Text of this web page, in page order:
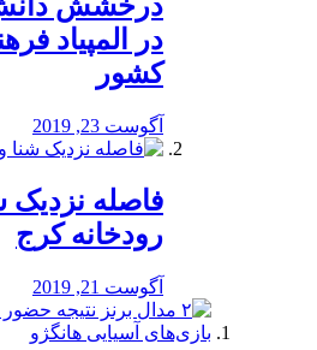
در المپیاد
کشور
آگوست 23, 2019
️فاصله نزدیک
رودخانه کرج
آگوست 21, 2019